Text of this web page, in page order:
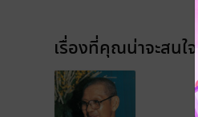
เรื่องที่คุณน่าจะสนใจ